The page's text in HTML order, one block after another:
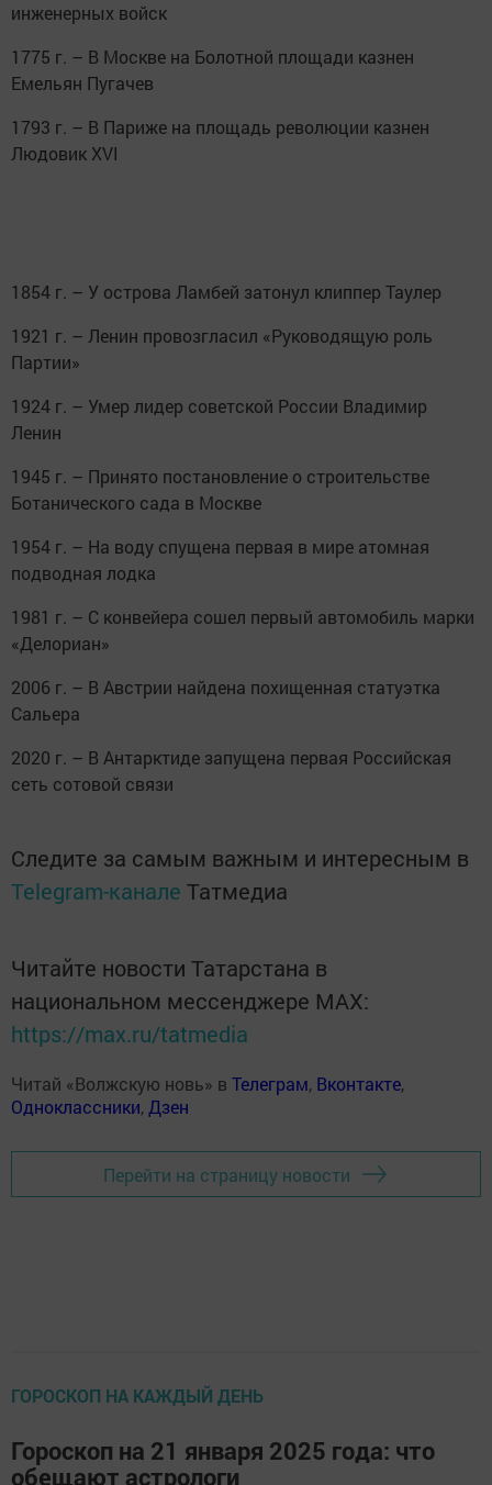
инженерных войск
1775 г. – В Москве на Болотной площади казнен
Емельян Пугачев
1793 г. – В Париже на площадь революции казнен
Людовик XVI
1854 г. – У острова Ламбей затонул клиппер Таулер
1921 г. – Ленин провозгласил «Руководящую роль
Партии»
1924 г. – Умер лидер советской России Владимир
Ленин
1945 г. – Принято постановление о строительстве
Ботанического сада в Москве
1954 г. – На воду спущена первая в мире атомная
подводная лодка
1981 г. – С конвейера сошел первый автомобиль марки
«Делориан»
2006 г. – В Австрии найдена похищенная статуэтка
Сальера
2020 г. – В Антарктиде запущена первая Российская
сеть сотовой связи
Следите за самым важным и интересным в
Telegram-канале Татмедиа
Читайте новости Татарстана в
национальном мессенджере MАХ:
https://max.ru/tatmedia
Читай «Волжскую новь» в Телеграм, Вконтакте,
Одноклассники, Дзен
Перейти на страницу новости
ГОРОСКОП НА КАЖДЫЙ ДЕНЬ
Гороскоп на 21 января 2025 года: что
обещают астрологи